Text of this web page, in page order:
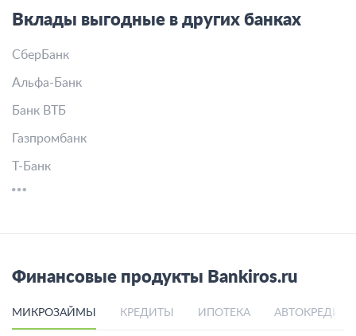
Вклады выгодные в других банках
СберБанк
Альфа-Банк
Банк ВТБ
Газпромбанк
Т-Банк
Финансовые продукты Bankiros.ru
МИКРОЗАЙМЫ КРЕДИТЫ ИПОТЕКА